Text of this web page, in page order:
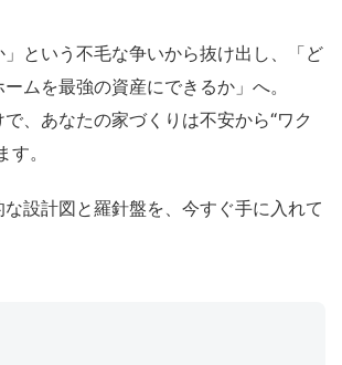
」という不毛な争いから抜け出し、「ど
ムを最強の資産にできるか」へ。
、あなたの家づくりは不安から“ワク
す。
設計図と羅針盤を、今すぐ手に入れて